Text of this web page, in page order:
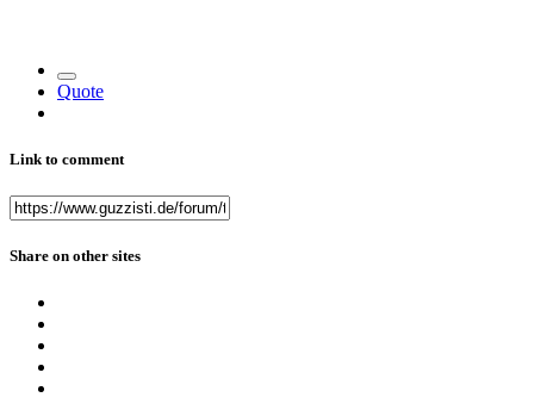
Quote
Link to comment
Share on other sites